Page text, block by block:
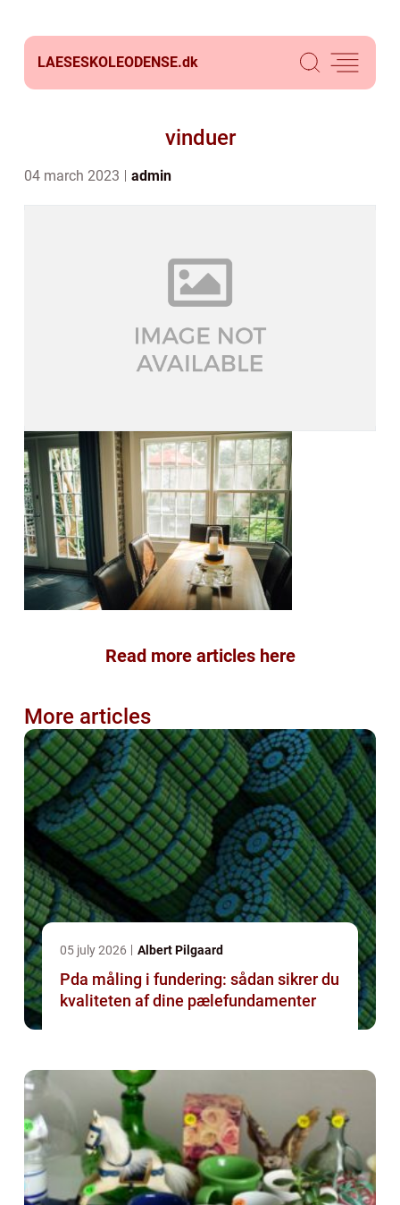
LAESESKOLEODENSE.dk
vinduer
04 march 2023 admin
Read more articles here
More articles
05 july 2026 Albert Pilgaard
Pda måling i fundering: sådan sikrer du
kvaliteten af dine pælefundamenter